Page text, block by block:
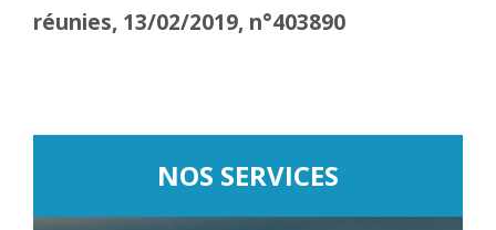
réunies, 13/02/2019, n°403890
NOS SERVICES